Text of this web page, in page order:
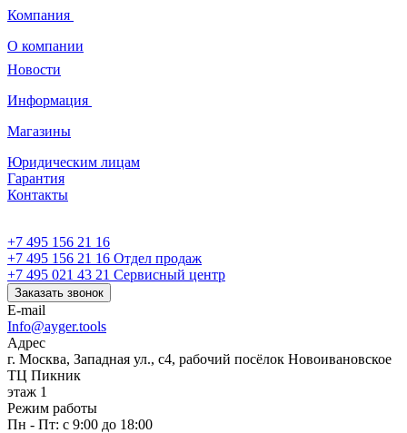
Компания
О компании
Новости
Информация
Магазины
Юридическим лицам
Гарантия
Контакты
+7 495 156 21 16
+7 495 156 21 16 Отдел продаж
+7 495 021 43 21 Cервисный центр
Заказать звонок
E-mail
Info@ayger.tools
Адрес
г. Москва, Западная ул., с4, рабочий посёлок Новоивановское
ТЦ Пикник
этаж 1
Режим работы
Пн - Пт: с 9:00 до 18:00